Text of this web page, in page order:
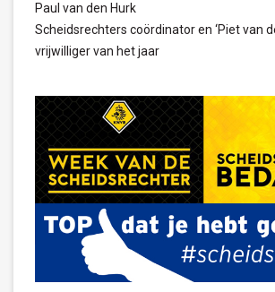
Paul van den Hurk
Scheidsrechters coördinator en ‘Piet van
vrijwilliger van het jaar